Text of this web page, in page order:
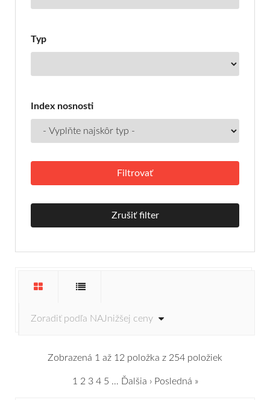
Typ
Index nosnosti
Zrušiť filter
Zobrazená 1 až 12 položka z 254 položiek
1 2 3 4 5 … Ďalšia › Posledná »